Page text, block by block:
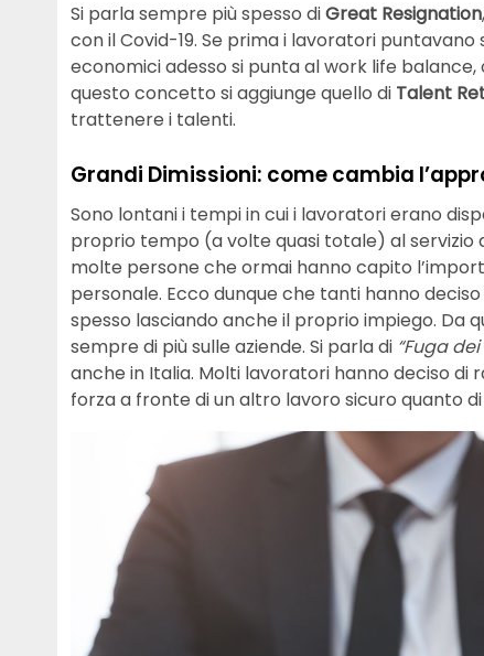
Si parla sempre più spesso diGreat Resignation
con il Covid-19. Se prima i lavoratori
economici adesso si punta al work life
questo concetto si aggiunge quello di Talent
trattenere i talenti.
Grandi Dimissioni: come cambia
Sono lontani i tempi in cui i lavoratori erano
proprio tempo (a volte quasi totale) al servizio
molte persone che ormai hanno capito
personale. Ecco dunque che tanti hanno
spesso lasciando anche il proprio impiego. Da
sempre di più sulle aziende. Si parla di “Fuga
anche in Italia. Molti lavoratori hanno deciso
forza a fronte di un altro lavoro sicuro quanto